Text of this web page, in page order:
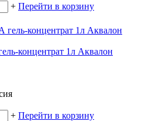
+ Перейти в корзину
концентрат 1л Аквалон
+ Перейти в корзину